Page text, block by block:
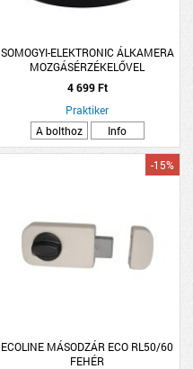
SOMOGYI-ELEKTRONIC ÁLKAMERA
MOZGÁSÉRZÉKELŐVEL
4 699 Ft
Praktiker
A bolthoz
Info
ECOLINE MÁSODZÁR ECO RL50/60
FEHÉR
-15%